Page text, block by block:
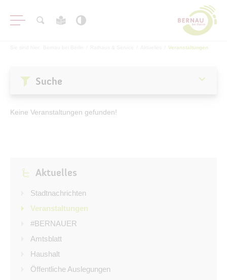
Aktuelles
Amtsblatt
Haushalt
Öffentliche Auslegungen
Bürgerservice
Bürgerinformation
Stadtverwaltung
Veranstaltungen
Keine Veranstaltungen gefunden!
Suche
Aktuelles
Stadtnachrichten
Veranstaltungen
#BERNAUER
Amtsblatt
Haushalt
Öffentliche Auslegungen